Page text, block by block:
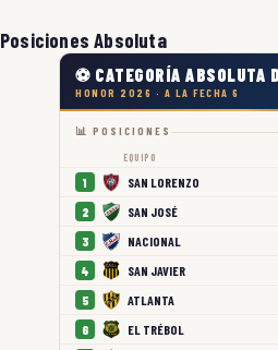
Posiciones Absoluta
⚽ CATEGORÍA ABSOLUTA
HONOR 2026 · A LA FECHA 6
📊 POSICIONES
EQUIPO
1 SAN LORENZO
2 SAN JOSÉ
3 NACIONAL
4 SAN JAVIER
5 ATLANTA
6 EL TRÉBOL